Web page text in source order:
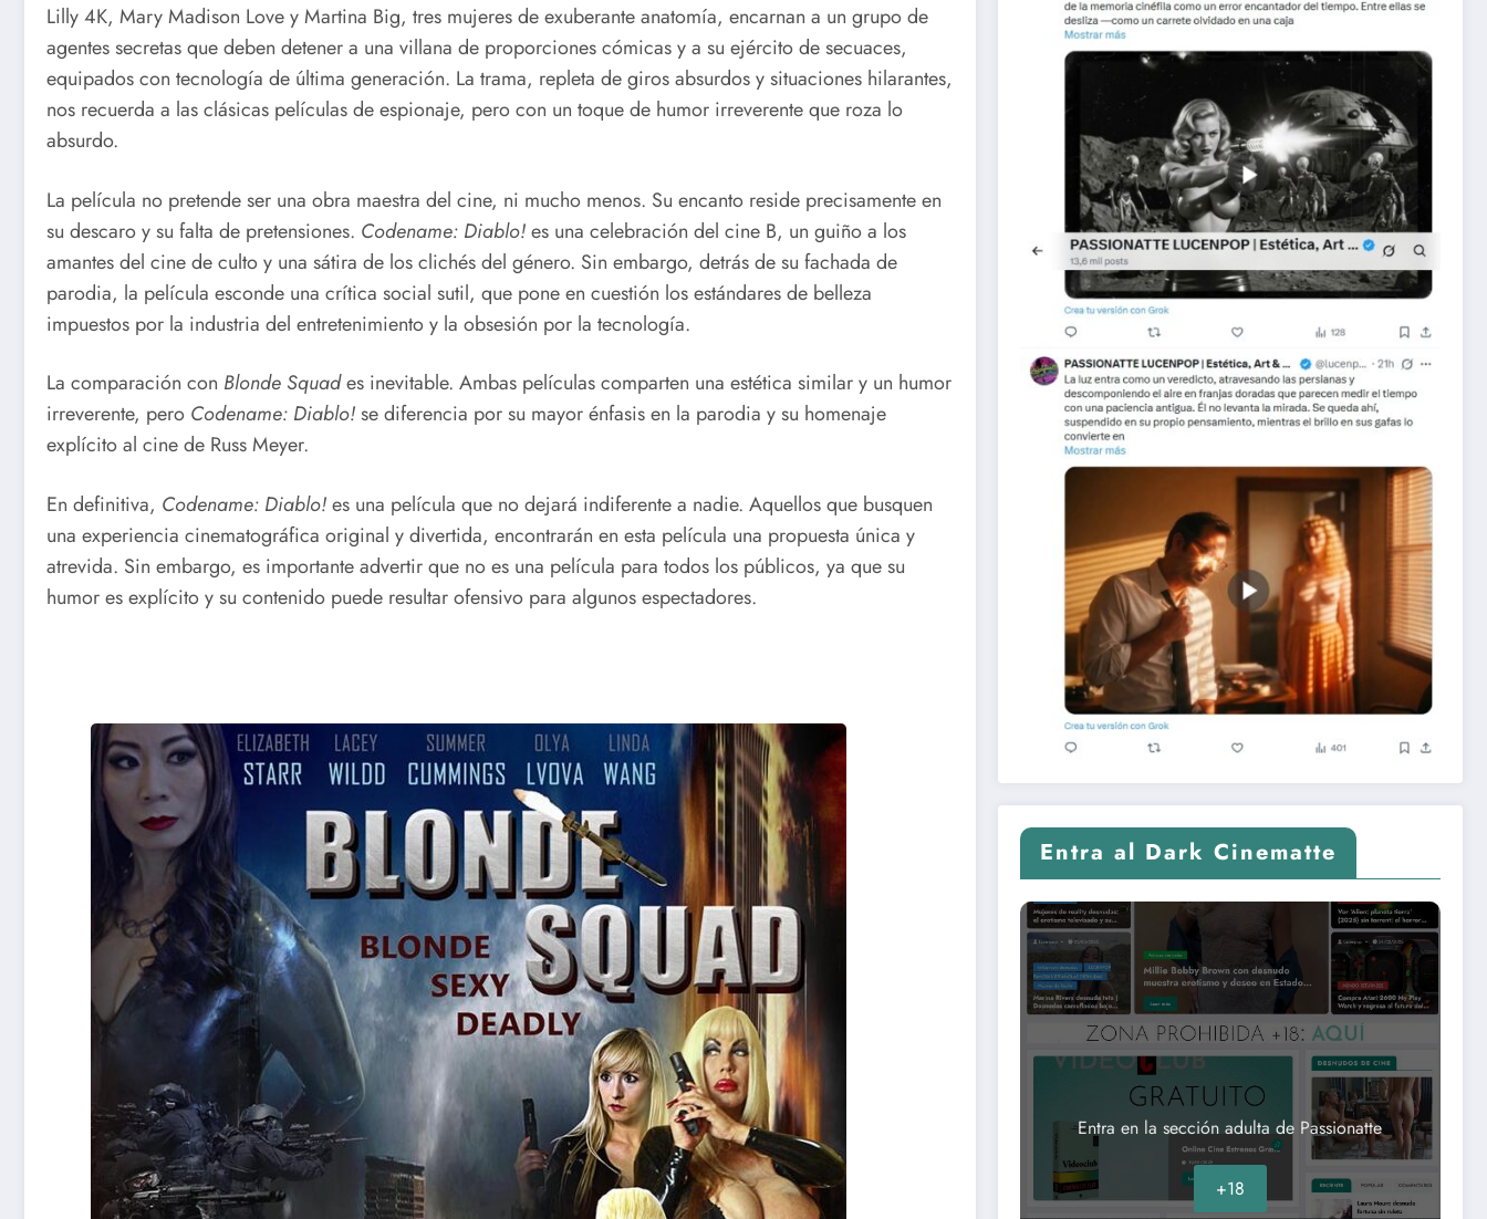
Lilly 4K, Mary Madison Love y Martina Big, tres mujeres de exuberante anatomía, encarnan a un grupo de
agentes secretas que deben detener a una villana de proporciones cómicas y a su ejército de secuaces,
equipados con tecnología de última generación. La trama, repleta de giros absurdos y situaciones hilarantes,
nos recuerda a las clásicas películas de espionaje, pero con un toque de humor irreverente que roza lo
absurdo.
La película no pretende ser una obra maestra del cine, ni mucho menos. Su encanto reside precisamente en
su descaro y su falta de pretensiones. Codename: Diablo!es una celebración del cine B, un guiño a los
amantes del cine de culto y una sátira de los clichés del género. Sin embargo, detrás de su fachada de
parodia, la película esconde una crítica social sutil, que pone en cuestión los estándares de belleza
impuestos por la industria del entretenimiento y la obsesión por la tecnología.
La comparación con Blonde Squades inevitable. Ambas películas comparten una estética similar y un humor
irreverente, pero Codename: Diablo!se diferencia por su mayor énfasis en la parodia y su homenaje
explícito al cine de Russ Meyer.
En definitiva, Codename: Diablo!es una película que no dejará indiferente a nadie. Aquellos que busquen
una experiencia cinematográfica original y divertida, encontrarán en esta película una propuesta única y
atrevida. Sin embargo, es importante advertir que no es una película para todos los públicos, ya que su
humor es explícito y su contenido puede resultar ofensivo para algunos espectadores.
Entra al Dark Cinematte
Entra en la sección adulta de Passionatte
+18